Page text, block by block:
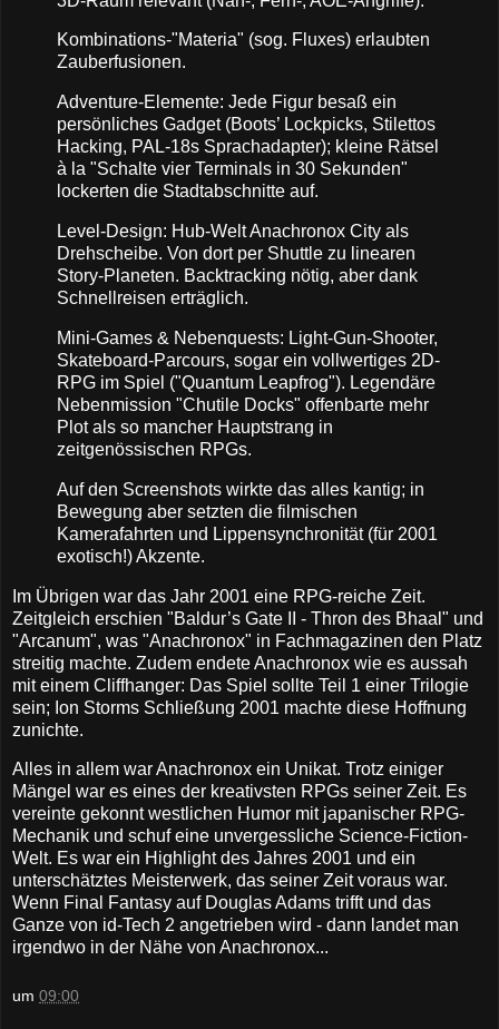
Kombinations-"Materia" (sog. Fluxes) erlaubten
Zauberfusionen.
Adventure-Elemente: Jede Figur besaß ein
persönliches Gadget (Boots’ Lockpicks, Stilettos
Hacking, PAL-18s Sprachadapter); kleine Rätsel
à la "Schalte vier Terminals in 30 Sekunden"
lockerten die Stadtabschnitte auf.
Level-Design: Hub-Welt Anachronox City als
Drehscheibe. Von dort per Shuttle zu linearen
Story-Planeten. Backtracking nötig, aber dank
Schnellreisen erträglich.
Mini-Games & Nebenquests: Light-Gun-Shooter,
Skateboard-Parcours, sogar ein vollwertiges 2D-
RPG im Spiel ("Quantum Leapfrog"). Legendäre
Nebenmission "Chutile Docks" offenbarte mehr
Plot als so mancher Hauptstrang in
zeitgenössischen RPGs.
Auf den Screenshots wirkte das alles kantig; in
Bewegung aber setzten die filmischen
Kamerafahrten und Lippen­synchronität (für 2001
exotisch!) Akzente.
Im Übrigen war das Jahr 2001 eine RPG-reiche Zeit.
Zeitgleich erschien "Baldur’s Gate II - Thron des Bhaal" und
"Arcanum", was "Anachronox" in Fachmagazinen den Platz
streitig machte. Zudem endete Anachronox wie es aussah
mit einem Cliffhanger: Das Spiel sollte Teil 1 einer Trilogie
sein; Ion Storms Schließung 2001 machte diese Hoffnung
zunichte.
Alles in allem war Anachronox ein Unikat. Trotz einiger
Mängel war es eines der kreativsten RPGs seiner Zeit. Es
vereinte gekonnt westlichen Humor mit japanischer RPG-
Mechanik und schuf eine unvergessliche Science-Fiction-
Welt. Es war ein Highlight des Jahres 2001 und ein
unterschätztes Meisterwerk, das seiner Zeit voraus war.
Wenn Final Fantasy auf Douglas Adams trifft und das
Ganze von id-Tech 2 angetrieben wird - dann landet man
irgendwo in der Nähe von Anachronox...
um 09:00